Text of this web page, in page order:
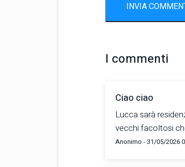
INVIA
I commenti
Ciao ciao
Lucca sarà
vecchi facoltosi
Anonimo - 31/05/2026